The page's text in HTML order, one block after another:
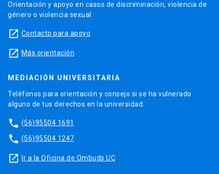
Orientación y apoyo en casos de discriminación, violencia de
género o violencia sexual.
launch Contacto para apoyo
launch Más orientación
MEDIACIÓN UNIVERSITARIA
Teléfonos para orientación y consejo si se ha vulnerado
alguno de tus derechos en la universidad.
phone (56)95504 1691
phone (56)95504 1247
launch Ir a la Oficina de Ombuds UC